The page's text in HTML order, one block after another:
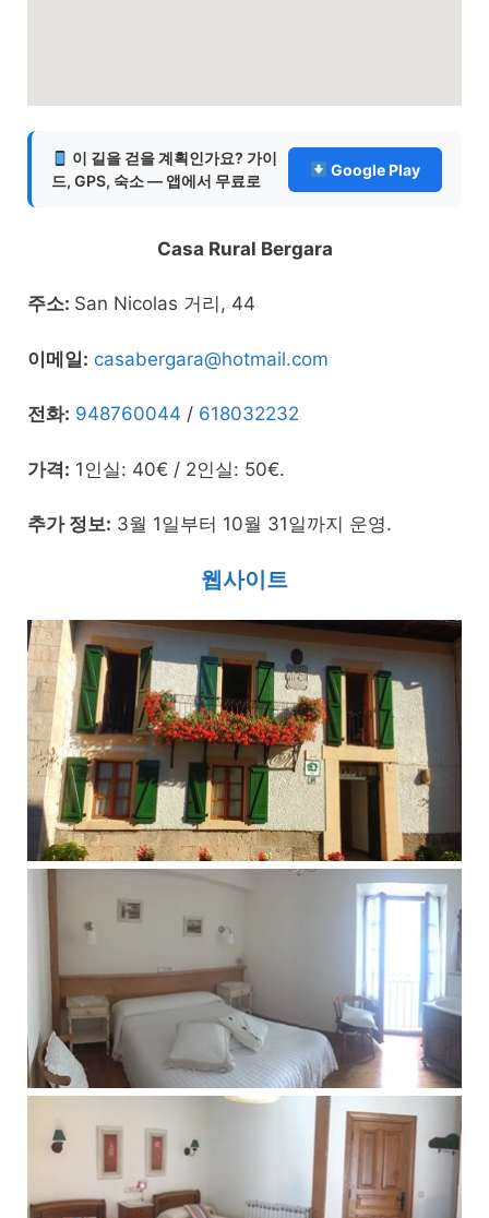
이 길을 걷을 계획인가요? 가이
드, GPS, 숙소 — 앱에서 무료로
Google Play
Casa Rural Bergara
주소: San Nicolas 거리, 44
이메일: casabergara@hotmail.com
전화: 948760044 / 618032232
가격: 1인실: 40€ / 2인실: 50€.
추가 정보: 3월 1일부터 10월 31일까지 운영.
웹사이트